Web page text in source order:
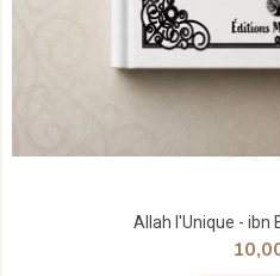
Allah l'Unique - ibn